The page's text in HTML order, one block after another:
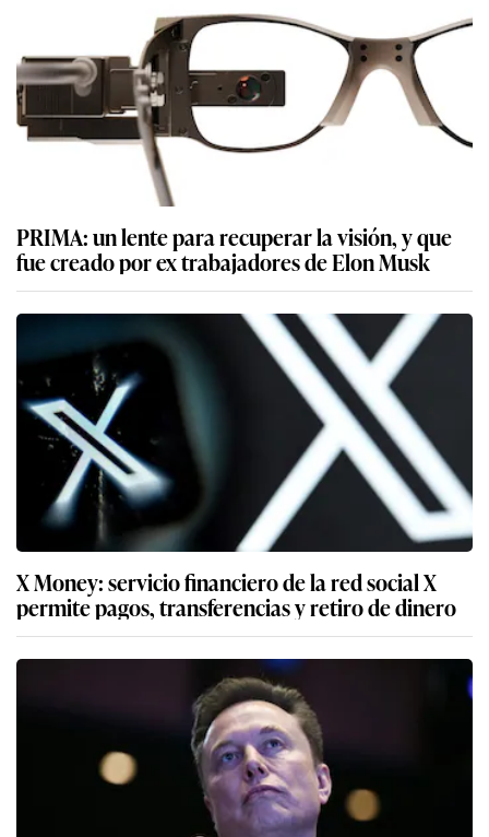
PRIMA: un lente para recuperar la visión, y que
fue creado por ex trabajadores de Elon Musk
X Money: servicio financiero de la red social X
permite pagos, transferencias y retiro de dinero